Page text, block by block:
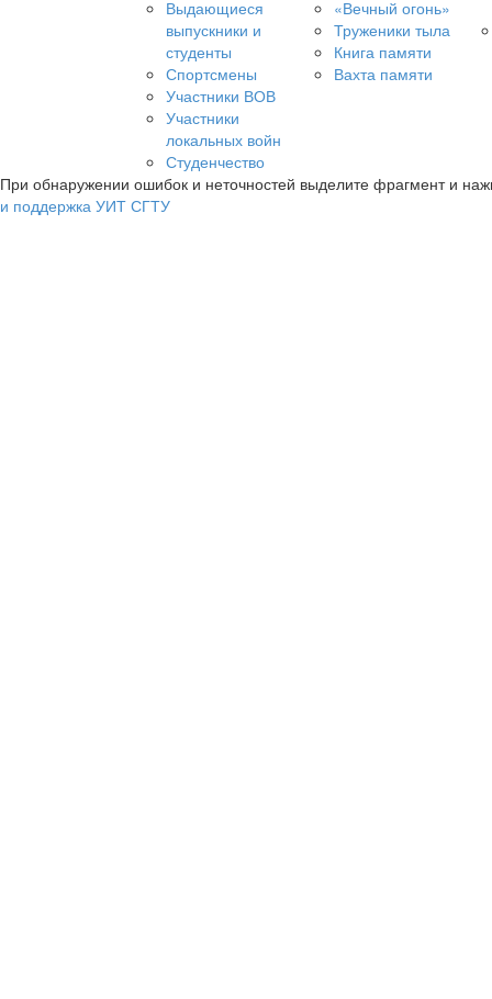
Выдающиеся
выпускники и
студенты
Спортсмены
Участники ВОВ
Участники
локальных войн
Студенчество
«Вечный огонь»
Труженики тыла
Книга памяти
Вахта памяти
При обнаружении ошибок и неточностей выделите фрагмент и
и поддержка УИТ СГТУ